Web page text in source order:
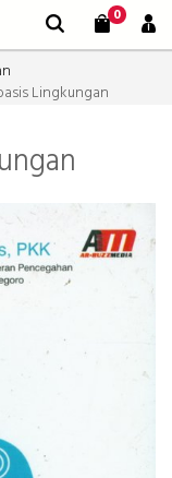
0
Lingkungan